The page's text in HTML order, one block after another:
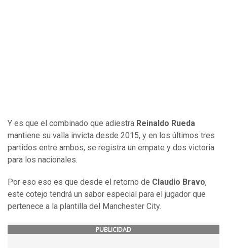
Y es que el combinado que adiestra Reinaldo Rueda
mantiene su valla invicta desde 2015, y en los últimos tres
partidos entre ambos, se registra un empate y dos victoria
para los nacionales.
Por eso eso es que desde el retorno de Claudio Bravo,
este cotejo tendrá un sabor especial para el jugador que
pertenece a la plantilla del Manchester City.
PUBLICIDAD